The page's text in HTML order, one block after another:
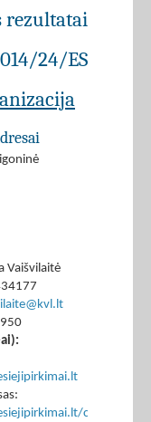
rezultatai
24/ES
Vaišvilaitė
ctm/